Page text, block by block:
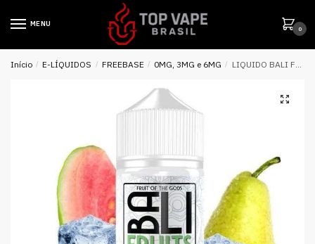
MENU
0
Início / E-LÍQUIDOS / FREEBASE / 0MG, 3MG e 6MG / LIQUIDO BALI FRUITS PEAR MANGO GUAVA ICE – KINGS CREST